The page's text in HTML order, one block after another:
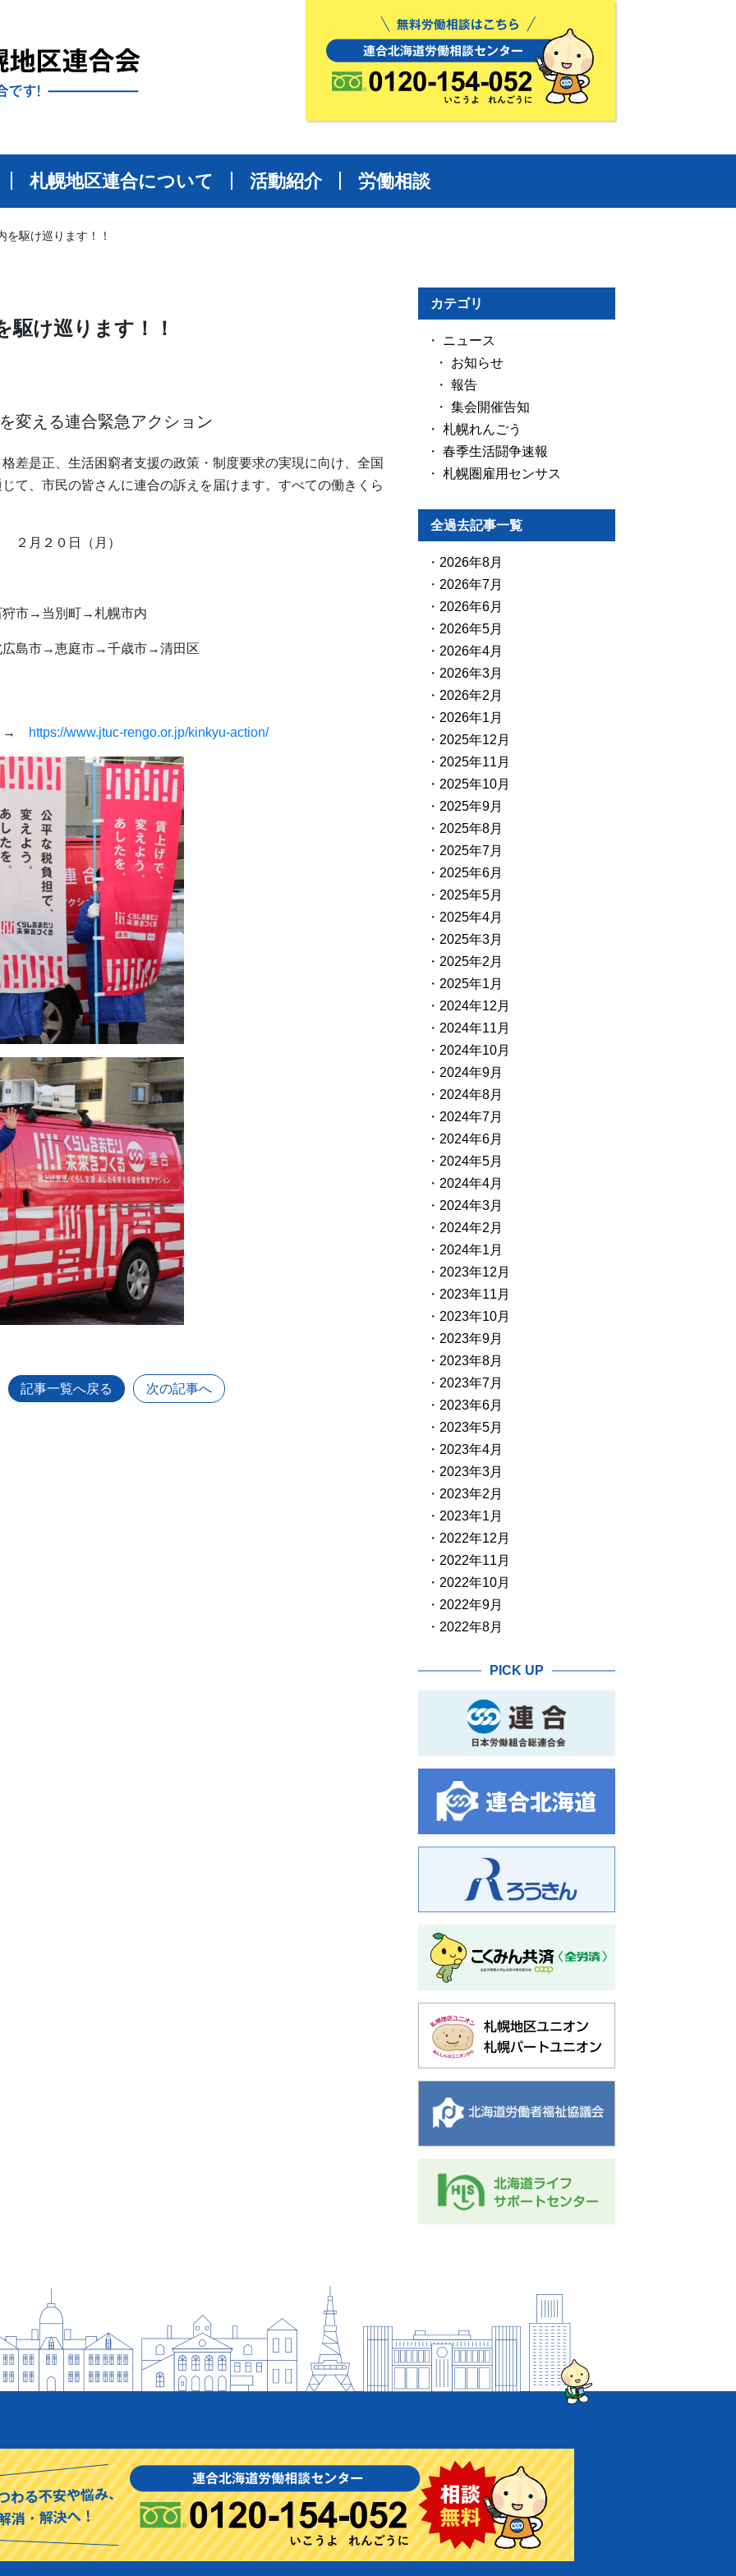
札幌地区連合について 活動紹介 労働相談
を駆け巡ります！！
駆け巡ります！！
変える連合緊急アクション
是正、生活困窮者支援の政策・制度要求の実現に向け、全国
て、市民の皆さんに連合の訴えを届けます。すべての働きくら
月２０日（月）
市→当別町→札幌市内
島市→恵庭市→千歳市→清田区
→ https://www.jtuc-rengo.or.jp/kinkyu-action/
記事一覧へ戻る 次の記事へ
カテゴリ
ニュース
お知らせ
報告
集会開催告知
札幌れんごう
春季生活闘争速報
札幌圏雇用センサス
全過去記事一覧
2026年8月
2026年7月
2026年6月
2026年5月
2026年4月
2026年3月
2026年2月
2026年1月
2025年12月
2025年11月
2025年10月
2025年9月
2025年8月
2025年7月
2025年6月
2025年5月
2025年4月
2025年3月
2025年2月
2025年1月
2024年12月
2024年11月
2024年10月
2024年9月
2024年8月
2024年7月
2024年6月
2024年5月
2024年4月
2024年3月
2024年2月
2024年1月
2023年12月
2023年11月
2023年10月
2023年9月
2023年8月
2023年7月
2023年6月
2023年5月
2023年4月
2023年3月
2023年2月
2023年1月
2022年12月
2022年11月
2022年10月
2022年9月
2022年8月
PICK UP